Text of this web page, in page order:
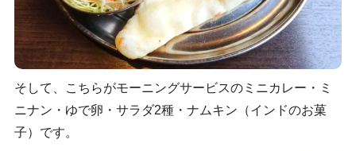
そして、こちらがモーニングサービスのミニカレー・ミ
ニナン・ゆで卵・サラダ2種・ナムキン（インドのお菓
子）です。